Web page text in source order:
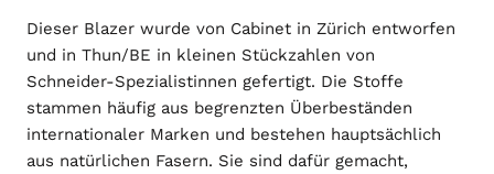
Dieser Blazer wurde von Cabinet in Zürich entworfen
und in Thun/BE in kleinen Stückzahlen von
Schneider-Spezialistinnen gefertigt. Die Stoffe
stammen häufig aus begrenzten Überbeständen
internationaler Marken und bestehen hauptsächlich
aus natürlichen Fasern. Sie sind dafür gemacht,